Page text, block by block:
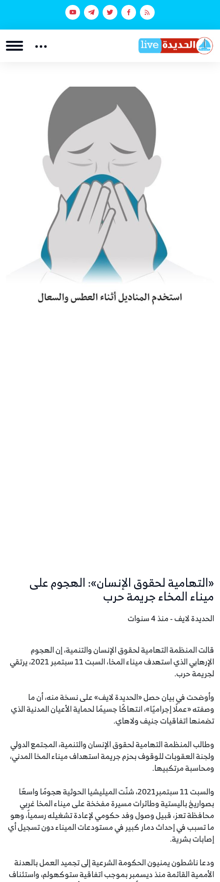
«التهامية لحقوق الإنسان»: الهجوم على
ميناء المخاء جريمة حرب
الحديدة لايف - منذ 4 سنوات
قالت المنظمة التهامية لحقوق الإنسان والتنمية، إن الهجوم
الإرهابي الذي استهدف ميناء المخا، السبت 11 سبتمبر 2021، يرتقي
لجريمة حرب.
وأوضحت في بيان حصل «الحديدة لايف» على نسخة منه، أن ما
وصفته «عملًا إجراميًا»، انتهاكًا جسيمًا لحماية الأعيان المدنية الذي
تضمنها اتفاقيات جنيف ولاهاي.
وطالب المنظمة التهامية لحقوق الإنسان والتنمية، المجتمع الدولي
ولجنة العقوبات للوقوف بحزم جريمة استهداف ميناء المخا المدني،
ومحاسبة مرتكبيها.
والسبت 11 سبتمبر2021، شنّت الميليشيا الحوثية هجومًا واسعًا
بصواريخ باليستية وطائرات مسيرة مفخخة على ميناء المخا غربي
محافظة تعز، قبيل وصول وفد حكومي لإعادة تشغيله رسمياً، وهو
ما تسبب في إحداث دمار كبير في مستودعات الميناء دون تسجيل أي
إصابات بشرية.
ودعا ناشطون يمنيون الحكومة الشرعية إلى تجميد العمل بالهدنة
الأممية القائمة منذ ديسمبر بموجب اتفاقية ستوكهولم، واستئناف